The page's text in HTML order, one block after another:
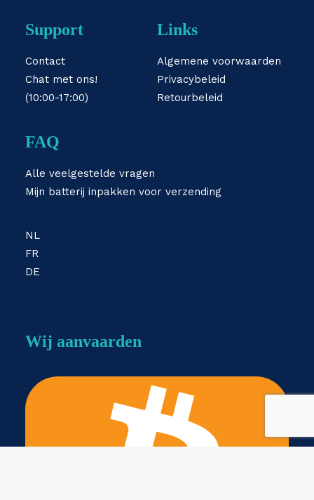
Support
Contact
Chat met ons!
(10:00-17:00)
Links
Algemene voorwaarden
Privacybeleid
Retourbeleid
FAQ
Alle veelgestelde vragen
Mijn batterij inpakken voor verzending
NL
FR
DE
Wij aanvaarden